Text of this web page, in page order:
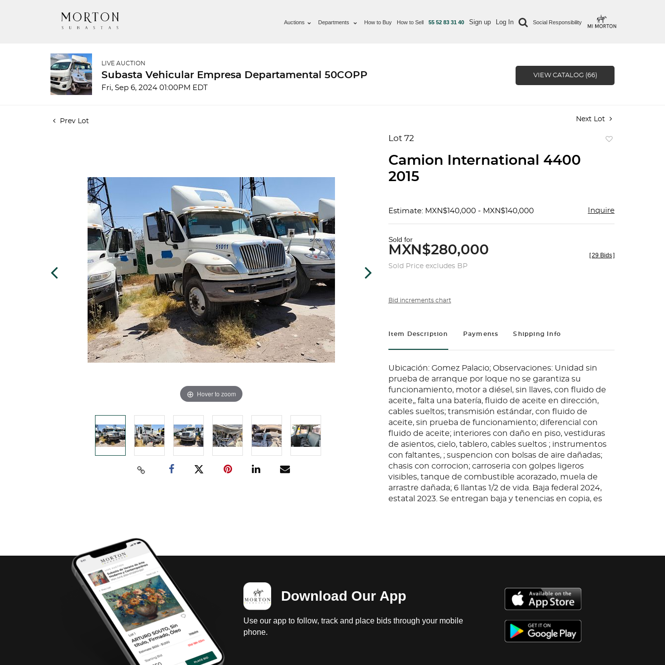
Auctions Departments How to Buy How to Sell 55 52 83 31 40 Sign up Log In Social Responsibility
LIVE AUCTION
Subasta Vehicular Empresa Departamental 50COPP
Fri, Sep 6, 2024 01:00PM EDT
VIEW CATALOG (66)
Prev Lot Next Lot
Hover to zoom
Lot 72
Camion International 4400
2015
Estimate: MXN$140,000 - MXN$140,000 Inquire
Sold for
MXN$280,000
Sold Price excludes BP
[29 Bids]
Bid increments chart
Item Description Payments Shipping Info
Ubicación: Gomez Palacio; Observaciones: Unidad sin
prueba de arranque por loque no se garantiza su
funcionamiento, motor a diésel, sin llaves, con fluido de
aceite,, falta una batería, fluido de aceite en dirección,
cables sueltos; transmisión estándar, con fluido de
aceite, sin prueba de funcionamiento; diferencial con
fluido de aceite; interiores con daño en piso, vestiduras
de asientos, cielo, tablero, cables sueltos ; instrumentos
con faltantes, ; suspencion con bolsas de aire dañadas;
chasis con corrocion; carroseria con golpes ligeros
visibles, tanque de combustible acorazado, muela de
arrastre dañada; 6 llantas 1/2 de vida. Baja federal 2024,
estatal 2023. Se entregan baja y tenencias en copia, es
cables sueltos; transmisión estándar, con fluido de
aceite, sin prueba de funcionamiento; diferencial con
de asientos, cielo, tablero, cables sueltos ; instrumentos
con faltantes, ; suspencion con bolsas de aire dañadas;
Download Our App
Use our app to follow, track and place bids through your mobile
phone.